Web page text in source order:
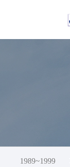
1989~1999